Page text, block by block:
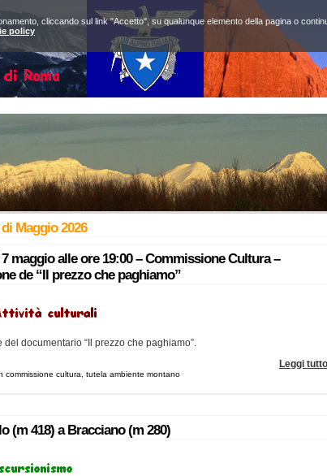
Maggio 2026
maggio alle ore 19:00 – Commissione Cultura –
de “Il prezzo che paghiamo”
del documentario “Il prezzo che paghiamo”.
Leggi
commissione cultura, tutela ambiente montano
(m 418) a Bracciano (m 280)
cliccando sul link "Accetto", su qualunque elemento della pagina o
policy